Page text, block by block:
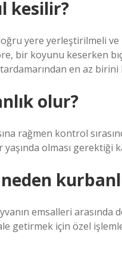
kesilir?
yere yerleştirilmeli ve
bir koyunu keserken
en az
olur?
rağmen kontrol
yaşında olması
emsalleri arasında
getirmek için özel